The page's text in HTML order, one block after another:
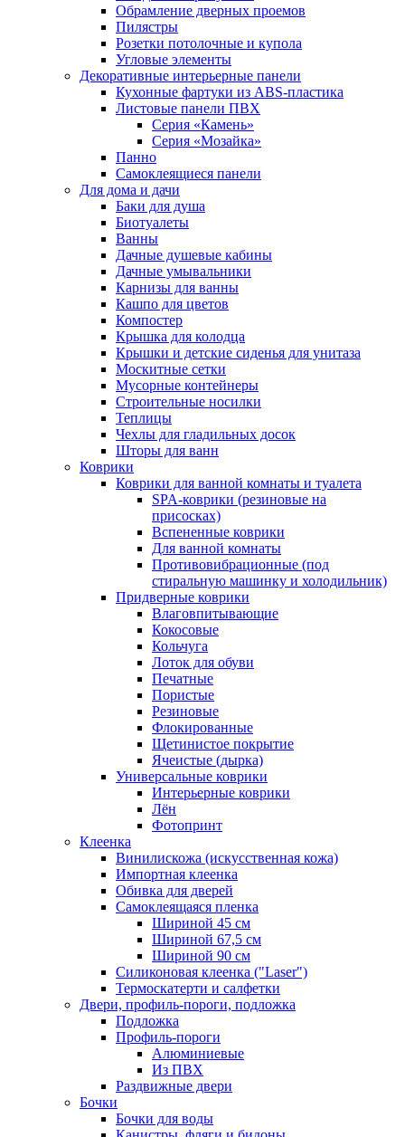
Обрамление дверных проемов
Пилястры
Розетки потолочные и купола
Угловые элементы
Декоративные интерьерные панели
Кухонные фартуки из ABS-пластика
Листовые панели ПВХ
Серия «Камень»
Серия «Мозайка»
Панно
Самоклеящиеся панели
Для дома и дачи
Баки для душа
Биотуалеты
Ванны
Дачные душевые кабины
Дачные умывальники
Карнизы для ванны
Кашпо для цветов
Компостер
Крышка для колодца
Крышки и детские сиденья для унитаза
Москитные сетки
Мусорные контейнеры
Строительные носилки
Теплицы
Чехлы для гладильных досок
Шторы для ванн
Коврики
Коврики для ванной комнаты и туалета
SPA-коврики (резиновые на
присосках)
Вспененные коврики
Для ванной комнаты
Противовибрационные (под
стиральную машинку и холодильник)
Придверные коврики
Влаговпитывающие
Кокосовые
Кольчуга
Лоток для обуви
Печатные
Пористые
Резиновые
Флокированные
Щетинистое покрытие
Ячеистые (дырка)
Универсальные коврики
Интерьерные коврики
Лён
Фотопринт
Клеенка
Винилискожа (искусственная кожа)
Импортная клеенка
Обивка для дверей
Самоклеящаяся пленка
Шириной 45 см
Шириной 67,5 см
Шириной 90 см
Силиконовая клеенка ("Laser")
Термоскатерти и салфетки
Двери, профиль-пороги, подложка
Подложка
Профиль-пороги
Алюминиевые
Из ПВХ
Раздвижные двери
Бочки
Бочки для воды